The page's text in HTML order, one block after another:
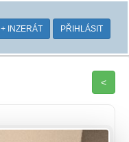
+ INZERÁT PŘIHLÁSIT
<